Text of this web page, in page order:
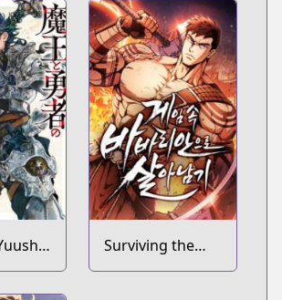
no
Surviving the
Game as a